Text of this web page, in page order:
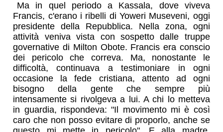
Ma in quel periodo a Kassala, dove viveva
Francis, c'erano i ribelli di Yoweri Museveni, oggi
presidente della Repubblica. Nella zona, ogni
attività veniva vista con sospetto dalle truppe
governative di Milton Obote. Francis era conscio
dei pericolo che correva. Ma, nonostante le
difficoltà, continuava a testimoniare in ogni
occasione la fede cristiana, attento ad ogni
bisogno della gente che sempre più
intensamente si rivolgeva a lui. A chi lo metteva
in guardia, rispondeva: "Il movimento mi è così
caro che non posso evitare di proporlo, anche se